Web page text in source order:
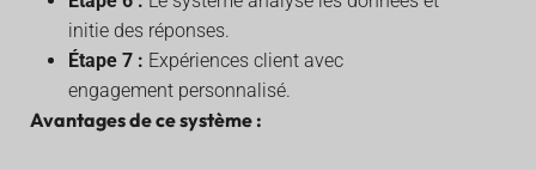
initie des réponses.
Étape 7 : Expériences client avec
engagement personnalisé.
Avantages de ce système :